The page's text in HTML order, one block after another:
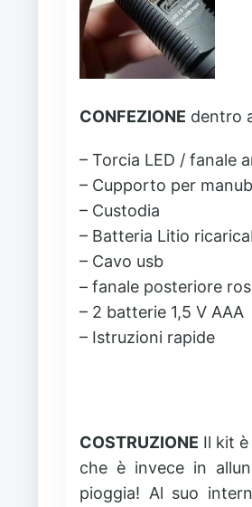
CONFEZIONE dentro
– Torcia LED / fanale
– Cupporto per
– Custodia
– Batteria Litio
– Cavo usb
– fanale posteriore
– 2 batterie 1,5 V AAA
– Istruzioni rapide
COSTRUZIONE Il kit
che è invece in
pioggia! Al suo